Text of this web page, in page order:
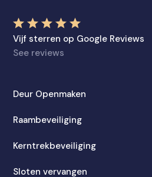
Vijf sterren op Google Reviews
See reviews
Deur Openmaken
Raambeveiliging
Kerntrekbeveiliging
Sloten vervangen